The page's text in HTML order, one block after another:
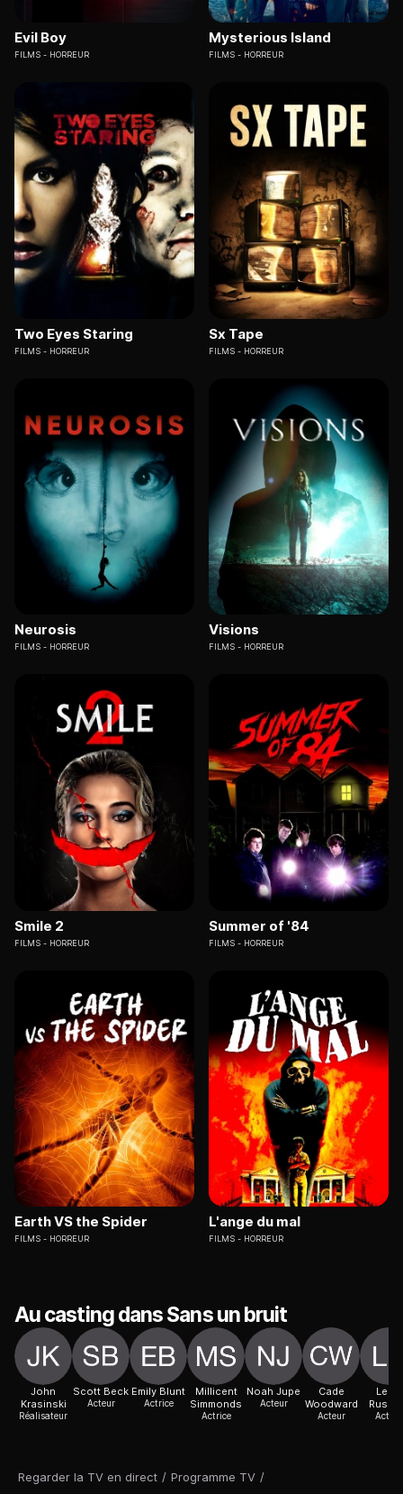
Regarder la TV en direct / Programme TV /
Evil Boy
FILMS HORREUR
Mysterious Island
FILMS HORREUR
Two Eyes Staring
FILMS HORREUR
Sx Tape
FILMS HORREUR
Neurosis
FILMS HORREUR
Visions
FILMS HORREUR
Smile 2
FILMS HORREUR
Summer of '84
FILMS HORREUR
Earth VS the Spider
FILMS HORREUR
L'ange du mal
FILMS HORREUR
Au casting dans Sans un bruit
John
Krasinski
Réalisateur
Scott Beck
Acteur
Emily Blunt
Actrice
Millicent
Simmonds
Actrice
Noah Jupe
Acteur
Cade
Woodward
Acteur
Leon
Acteur